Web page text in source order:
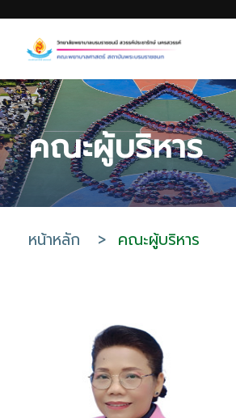
คณะผู้บริหาร
หน้าหลัก > คณะผู้บริหาร